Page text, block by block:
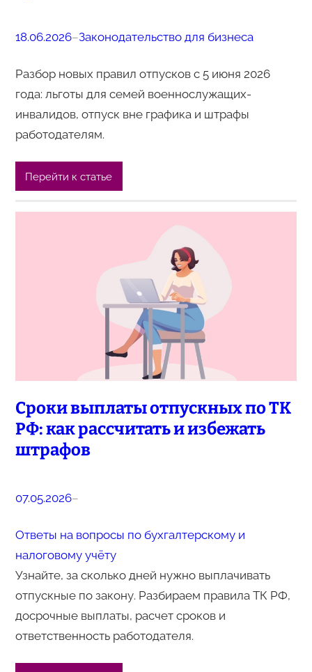
18.06.2026–Законодательство для бизнеса
Разбор новых правил отпусков с 5 июня 2026
года: льготы для семей военнослужащих-
инвалидов, отпуск вне графика и штрафы
работодателям.
Перейти к статье
Сроки выплаты отпускных по ТК
РФ: как рассчитать и избежать
штрафов
07.05.2026–
Ответы на вопросы по бухгалтерскому и
налоговому учёту
Узнайте, за сколько дней нужно выплачивать
отпускные по закону. Разбираем правила ТК РФ,
досрочные выплаты, расчет сроков и
ответственность работодателя.